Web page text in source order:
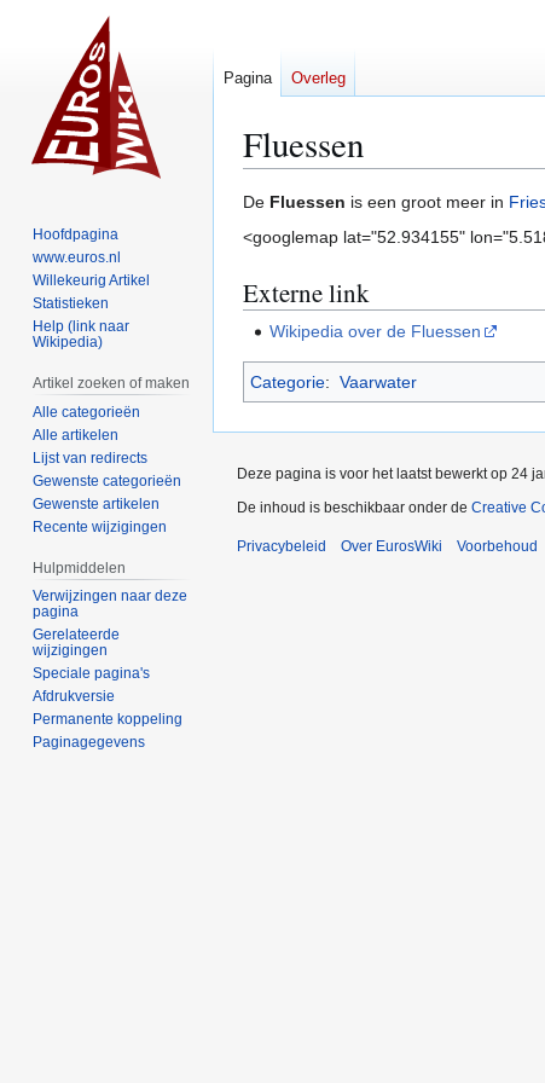
Fluessen
Naar
navigatie
Naar
zoeken
De Fluessen is een groot meer in
<googlemap lat="52.934155"
Externe link
Wikipedia over de Fluessen
Categorie: Vaarwater
Pagina Overleg
Hoofdpagina
www.euros.nl
Willekeurig Artikel
Statistieken
Help (link naar
Wikipedia)
Artikel zoeken of maken
Alle categorieën
Alle artikelen
Lijst van redirects
Gewenste categorieën
Gewenste artikelen
Recente wijzigingen
Hulpmiddelen
Verwijzingen naar deze
pagina
Gerelateerde
wijzigingen
Speciale pagina's
Afdrukversie
Permanente koppeling
Paginagegevens
Deze pagina is voor het laatst bewerkt op 24
De inhoud is beschikbaar onder de Creative
Privacybeleid Over EurosWiki Voorbehoud